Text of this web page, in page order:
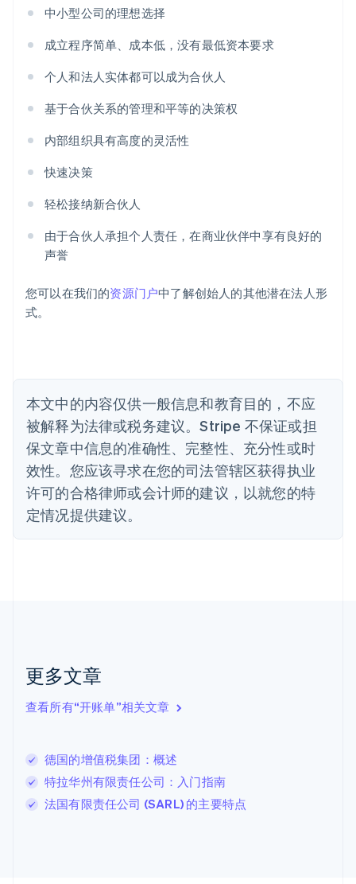
中小型公司的理想选择
成立程序简单、成本低，没有最低资本要求
个人和法人实体都可以成为合伙人
基于合伙关系的管理和平等的决策权
内部组织具有高度的灵活性
快速决策
轻松接纳新合伙人
由于合伙人承担个人责任，在商业伙伴中享有良好的
声誉
您可以在我们的资源门户中了解创始人的其他潜在法人形
式。
本文中的内容仅供一般信息和教育目的，不应
被解释为法律或税务建议。Stripe 不保证或担
保文章中信息的准确性、完整性、充分性或时
效性。您应该寻求在您的司法管辖区获得执业
许可的合格律师或会计师的建议，以就您的特
定情况提供建议。
更多文章
查看所有“开账单”相关文章
德国的增值税集团：概述
特拉华州有限责任公司：入门指南
法国有限责任公司 (SARL) 的主要特点
阿联酋
English
爱尔兰
English
爱沙尼亚
English
奥地利
Deutsch English
澳大利亚
巴西
English
丹麦
English
德国
DeutschEnglish
法国
FrançaisEnglish
芬兰
拉脱维亚
立陶宛
DeutschEnglish
卢森堡
Français DeutschEnglish
罗马尼亚